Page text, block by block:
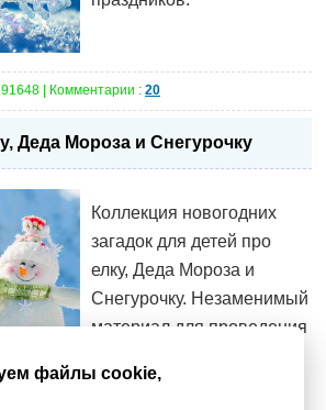
| Комментарии : 20
Деда Мороза и Снегурочку
Коллекция новогодних
загадок для детей про
елку, Деда Мороза и
Снегурочку. Незаменимый
материал для проведения
файлы cookie,